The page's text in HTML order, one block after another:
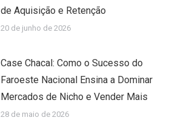
de Aquisição e Retenção
20 de junho de 2026
Case Chacal: Como o Sucesso do
Faroeste Nacional Ensina a Dominar
Mercados de Nicho e Vender Mais
28 de maio de 2026